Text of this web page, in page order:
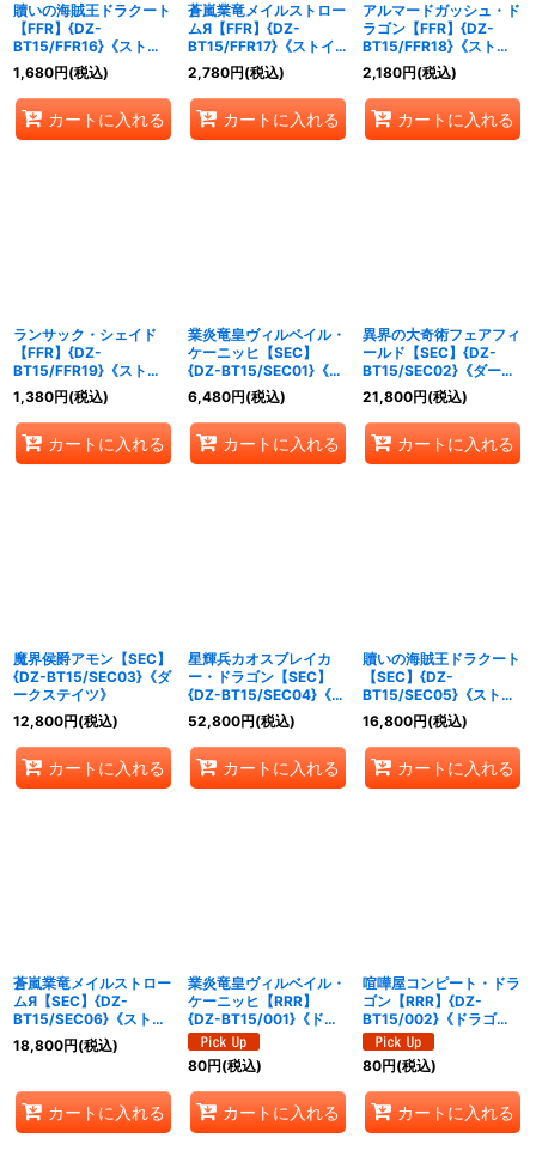
贖いの海賊王ドラクート
【FFR】{DZ-
BT15/FFR16}《ストイ
ケイア》
1,680円(税込)
カートに入れる
蒼嵐業竜メイルストロー
ムЯ【FFR】{DZ-
BT15/FFR17}《ストイ
ケイア》
2,780円(税込)
カートに入れる
アルマードガッシュ・ド
ラゴン【FFR】{DZ-
BT15/FFR18}《ストイ
ケイア》
2,180円(税込)
カートに入れる
ランサック・シェイド
【FFR】{DZ-
BT15/FFR19}《ストイ
ケイア》
1,380円(税込)
カートに入れる
業炎竜皇ヴィルベイル・
ケーニッヒ【SEC】
{DZ-BT15/SEC01}《ド
ラゴンエンパイア》
6,480円(税込)
カートに入れる
異界の大奇術フェアフィ
ールド【SEC】{DZ-
BT15/SEC02}《ダーク
ステイツ》
21,800円(税込)
カートに入れる
魔界侯爵アモン【SEC】
{DZ-BT15/SEC03}《ダ
ークステイツ》
12,800円(税込)
カートに入れる
星輝兵カオスブレイカ
ー・ドラゴン【SEC】
{DZ-BT15/SEC04}《ブ
ラントゲート》
52,800円(税込)
カートに入れる
贖いの海賊王ドラクート
【SEC】{DZ-
BT15/SEC05}《ストイ
ケイア》
16,800円(税込)
カートに入れる
蒼嵐業竜メイルストロー
ムЯ【SEC】{DZ-
BT15/SEC06}《ストイ
ケイア》
18,800円(税込)
カートに入れる
業炎竜皇ヴィルベイル・
ケーニッヒ【RRR】
{DZ-BT15/001}《ドラ
ゴンエンパイア》
80円(税込)
カートに入れる
喧嘩屋コンピート・ドラ
ゴン【RRR】{DZ-
BT15/002}《ドラゴン
エンパイア》
80円(税込)
カートに入れる